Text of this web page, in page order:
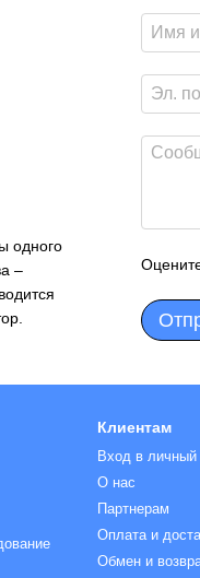
одного
–
Клиентам
Вход в личный
О нас
Партнерам
Оплата и
Обмен и